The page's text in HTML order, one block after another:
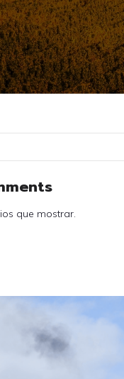
que mostrar.